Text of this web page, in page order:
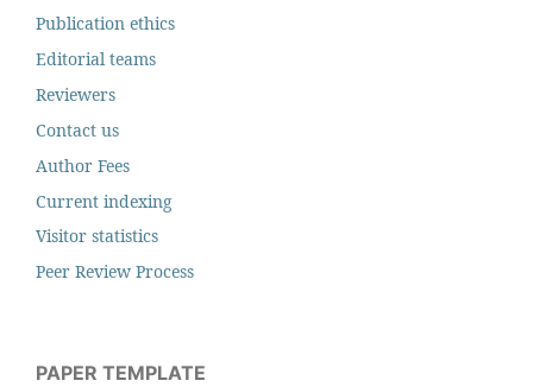
Publication ethics
Editorial teams
Reviewers
Contact us
Author Fees
Current indexing
Visitor statistics
Peer Review Process
PAPER TEMPLATE